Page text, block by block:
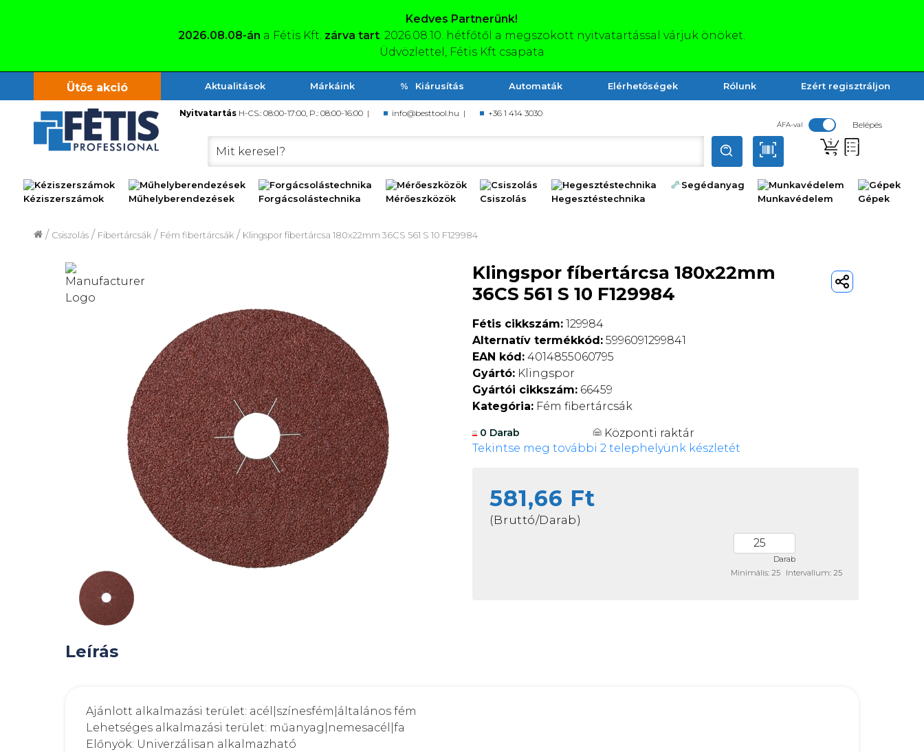
Kedves Partnerünk!
2026.08.08-án a Fétis Kft. zárva tart. 2026.08.10. hétfőtől a megszokott nyitvatartással várjuk önöket.
Üdvözlettel, Fétis Kft csapata
Ütős akció Aktualitások Márkáink Kiárusítás Automaták Elérhetőségek Rólunk Ezért regisztráljon
Nyitvatartás H-CS.: 08:00-17:00, P.: 08:00-16:00 | info@besttool.hu | +36 1 414 3030
ÁFA-val Belépés
Kéziszerszámok Műhelyberendezések Forgácsolástechnika Mérőeszközök Csiszolás Hegesztéstechnika Segédanyag Munkavédelem Gépek
Klingspor fíbertárcsa 180x22mm 36CS 561 S 10 F129984
/
Fém fibertárcsák
/
Fibertárcsák
/
Csiszolás
/
Klingspor fíbertárcsa 180x22mm
36CS 561 S 10 F129984
Fétis cikkszám:129984
Alternatív termékkód:5996091299841
EAN kód:4014855060795
Gyártó:Klingspor
Gyártói cikkszám:66459
Kategória:Fém fibertárcsák
0 Darab
Központi raktár
Tekintse meg további 2 telephelyünk készletét
581,66 Ft
(Bruttó/Darab)
Darab
Minimális: 25
Intervallum: 25
Leírás
Ajánlott alkalmazási terület: acél|színesfém|általános fém
Lehetséges alkalmazási terület: műanyag|nemesacél|fa
Előnyök: Univerzálisan alkalmazható